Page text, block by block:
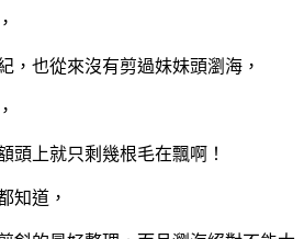
，也從來沒有剪過妹妹頭瀏海，
頭上就只剩幾根毛在飄啊！
知道，